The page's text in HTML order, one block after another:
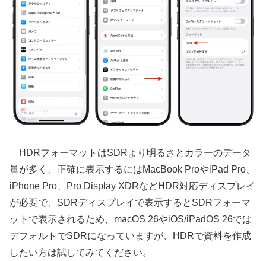
HDRフォーマットはSDRより明るさとカラーのデータ
量が多く、正確に表示するにはMacBook ProやiPad Pro、
iPhone Pro、Pro Display XDRなどHDR対応ディスプレイ
が必要で、SDRディスプレイで表示するとSDRフォーマ
ットで表示されるため、macOS 26やiOS/iPadOS 26では
デフォルトでSDRになっていますが、HDRで資料を作成
したい方は試してみてください。